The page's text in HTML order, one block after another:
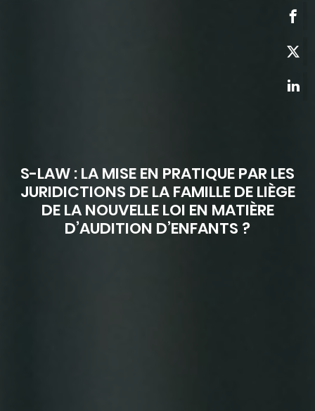
S-LAW : LA MISE EN PRATIQUE PAR LES
JURIDICTIONS DE LA FAMILLE DE LIÈGE
DE LA NOUVELLE LOI EN MATIÈRE
D’AUDITION D’ENFANTS ?